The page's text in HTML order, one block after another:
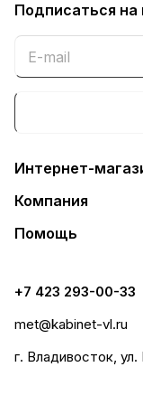
Подписаться на
Интернет-
Компания
Помощь
+7 423 293-00-33
met@kabinet-vl.ru
г. Владивосток,